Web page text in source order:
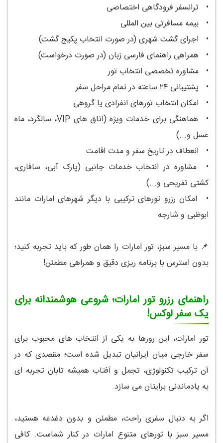
• ترانسفر فرودگاهی اختصاصی
• بیمه مسافرتی بین المللی
•
اجرای گشت شهری (در صورت انتخاب پکیج گشت)
•
همراهی راهنمای فارسی زبان (در صورت درخواست)
• مشاوره تخصصی انتخاب تور
•
پشتیبانی ۲۴ ساعته در تمام مراحل سفر
•
امکان انتخاب تورهای انفرادی یا گروهی
•
هماهنگی برای خدمات ویژه (اتاق های VIP، سالگرد، ماه
عسل و...)
•
انعطاف در تاریخ سفر و مدت اقامت
•
مشاوره در انتخاب خدمات جانبی (پارک آبی، سافاری،
کشتی تفریحی و...)
•
امکان رزرو تورهای ترکیبی با دیگر شهرهای امارات مانند
ابوظبی و شارجه
📌 با مسیر سبز، تور امارات را همان طور که باید تجربه کنید؛
بدون استرس با برنامه ریزی دقیق و همراهی مطمئن!
راهنمای رزرو تور امارات؛ شروعی هوشمندانه برای
یک سفر لوکس!
تور امارات، این روزها به یکی از انتخاب های محبوب برای
سفر خارجی میان ایرانیان تبدیل شده است؛ مقصدی که در
آن ترکیب تکنولوژی، تجمل و آفتاب همیشه تابان تجربه ای
به یادماندنی برایتان می سازد.
اگر به دنبال سفری راحت، مطمئن و بدون دغدغه هستید،
مسیر سبز با تورهای متنوع امارات در کنار شماست. کافی